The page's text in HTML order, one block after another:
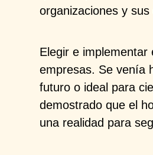
organizaciones y
Elegir e
empresas. Se venía
futuro o ideal para
demostrado que el
una realidad para